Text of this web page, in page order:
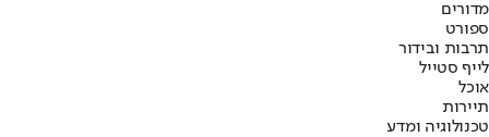
מדורים
ספורט
תרבות ובידור
לייף סטייל
אוכל
תיירות
טכנולוגיה ומדע